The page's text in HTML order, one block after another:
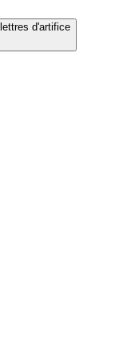
d'artifice